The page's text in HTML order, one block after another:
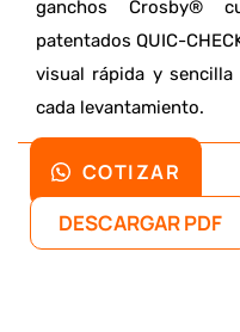
ganchos Crosby®
patentados QUIC-
visual rápida y
cada levantamiento.
COTIZAR
DESCARGAR PDF